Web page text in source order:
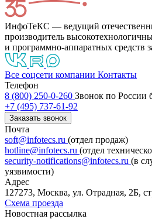
ИнфоТеКС — ведущий
производитель
и программно-аппаратных средств
Все соцсети компании Контакты
Телефон
8 (800) 250-0-260 Звонок по России
+7 (495) 737-61-92
Заказать звонок
Почта
soft@infotecs.ru (отдел продаж)
hotline@infotecs.ru (отдел
security-notifications@infotecs.ru (в
уязвимости)
Адрес
127273, Москва, ул. Отрадная, 2Б,
Схема проезда
Новостная рассылка